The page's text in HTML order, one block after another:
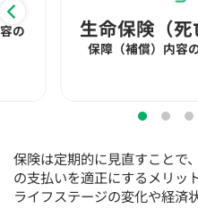
生命保険（死
保障（補償）内容
の
保険は定期的に見直すことで
の支払いを適正にするメリッ
ライフステージの変化や経済